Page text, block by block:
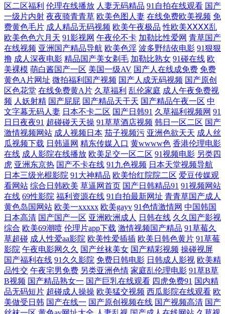
免费 国内自拍97超碰 亚洲a∨午 国产福利91视频 日韩免费大片 97在线观
看视频免费香蕉 农村熟女大胆露脸自拍 在线看免费观看最新电影 黑丝巨
乳 亚洲成年男人的天堂网 国产福利第一页 日韩福利视频 国产亚洲欧洲成
人综合网 蜗牛影视 高清中文欧美乱伦 日韩41页 97超碰在线人妻 免费午夜
福利不卡视频 在线观看国产高清免费 黄色香蕉视屏 亚洲成人漫画网址 国
产精品福利一 日韩在线中文字幕视频 肏屄资源站 欧洲精品8区 51草逼 久
久国产精品四虎 亚洲制服欧美在线 国产精品九九精品 亚洲第一欧美的日
产 国产精品久久久久久日本 日韩欧美福利视 成人婷婷 全黄一级毛 97AV
资源网 蜜桃在线观看 一级aaaaa毛 黄色片网址 新视觉6080影院 国产精品调
色胡同热国产の综合 传媒视频五区 全能影院在线 91看片免费下载 老司机
副利院 亚洲一日韩 国产综合精品 91深夜熟妇视频 美女免费抠逼 亚洲在线
一区二区欧美 国产在线拍 五月花性视 福利视频91 日本东京热色综合 97在
区二区福利 伦理在线播放 人妻无码精品 91自拍在线观看 国产
一级片内射 夜夜骑青青草 欧美色图人妻 在线免费欧美视频 免
费黄色毛片 成人精品无码视频 欧美午夜极品 性欧美ⅩⅩⅩⅩ乱
欧美色色六月天 91影视网 午夜伦不卡 加勒比性爱网 青草国产
在线视频 亚洲国产精品导航 欧美色淫 波多野结依电影 91狠狠
撸 成人深夜电影 精品国产美女剃毛 加勒比熟女 91碰在线 欧
美裸模 萌白酱国产一区 美国一级AV 国产人在线成免费 免费
黄色A片网址 微拍福利国产视频 国产人成无码视频 国产原创
区色花堂 在线免费黄A片 久草福利 乱伦家庭 成人午夜免费视
频 人妖射精 国产屁屁 国产精品天干天 国产精品午夜一区 中
文字幕无码人妻 日本不卡二区 国产日韩91 久草福利视频网 91
日日夜夜91 超碰碰天天操 91草草酒店视频 韩日一区二区 国产
激情视频网站 成人视频日本 茄子视频污 亚洲色欲天天 成人丝
瓜视频下载 日韩逼网 精东传媒入口 黄wwww色 香港伦理电影
在线 成人影院在线播放 欧美足交一区二区 91视频电影 另类四
虎 亚洲东京热 国产不卡在线 91九色视频 日本天堂视频导航
日本三级光棍影院 91大神精品 欧美怡红院院二区 爱豆传媒观
看网站 综合日韩欧美 草逼网首页 国产日韩精品91 91视频网站
在线 69性影院 福利资源在线 91自拍最新网址 青青草国产成人
黄色岛国网站 欧美一xxxxx 欧美gayv 91色情激情网 中国韩国
日本高清 国产国产一区 亚洲欧洲成人 日韩在线 久久国产影视
综合 欧美69潮喷 伦理片app下载 激情视频国产精品 91草莓久
草超碰 成人性爱aa影院 欧美性爱插插 欧美日韩色黄片 91草莓
影院 午夜电影网久久 国产丝袜美女 国产精彩视频 操碰视屏
国产福利在线 91久久影院 免费日韩电影 日韩成人影视 欧美精
品性交 午夜宅男免费 另类亚洲色情 家庭乱伦理电影 91草B草
B视频 国产精品熟女一 国产巨乳在线观看 四虎免费91 国内精
品无码短片 超碰成人操操 欧美猛交视频 西瓜影院在线观看 欧
美做受日韩 国产在线一 国产原创视频在线 国产视频高清 国产